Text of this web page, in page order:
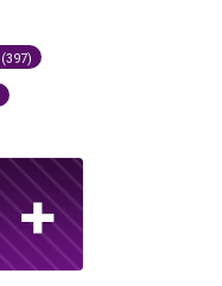
(397)